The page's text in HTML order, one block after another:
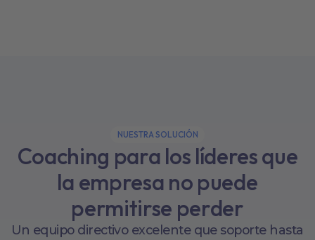
NUESTRA SOLUCIÓN
Coaching para los líderes que
la empresa no puede
permitirse perder
Un equipo directivo excelente que soporte hasta